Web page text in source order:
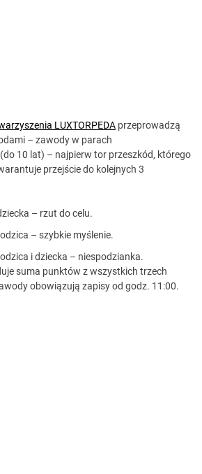
LUXTORPEDA przeprowadzą
– zawody w parach
10 lat) – najpierw tor przeszkód, którego
przejście do kolejnych 3
– rzut do celu.
– szybkie myślenie.
i dziecka – niespodzianka.
suma punktów z wszystkich trzech
obowiązują zapisy od godz. 11:00.